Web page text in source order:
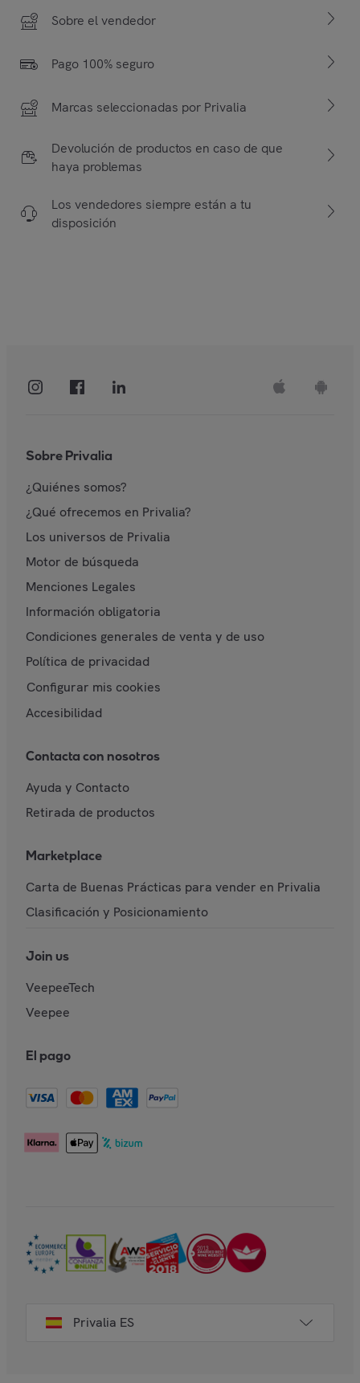
Sobre el vendedor
Pago 100% seguro
Marcas seleccionadas por Privalia
Devolución de productos en caso de que
haya problemas
Los vendedores siempre están a tu
disposición
Sobre Privalia
¿Quiénes somos?
¿Qué ofrecemos en Privalia?
Los universos de Privalia
Motor de búsqueda
Menciones Legales
Información obligatoria
Condiciones generales de venta y de uso
Política de privacidad
Configurar mis cookies
Accesibilidad
Contacta con nosotros
Ayuda y Contacto
Retirada de productos
Marketplace
Carta de Buenas Prácticas para vender en Privalia
Clasificación y Posicionamiento
Join us
VeepeeTech
Veepee
El pago
Privalia ES